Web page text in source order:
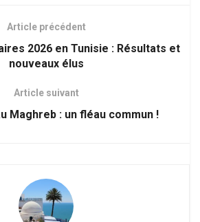
Article précédent
2026 en Tunisie : Résultats et
nouveaux élus
Article suivant
Maghreb : un fléau commun !